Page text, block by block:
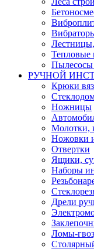
Тепловые
Пылесосы
РУЧНОЙ
Крюки
Ножницы
Молотки,
Ножовки
Отвертки
Ящики,
Наборы
Дрели
Ломы-